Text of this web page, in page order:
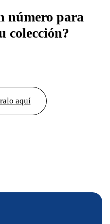
número para
colección?
aquí